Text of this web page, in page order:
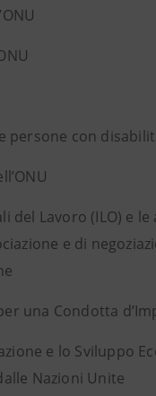
persone con
Lavoro (ILO) e
e di
una Condotta
e lo Sviluppo
Nazioni Unite